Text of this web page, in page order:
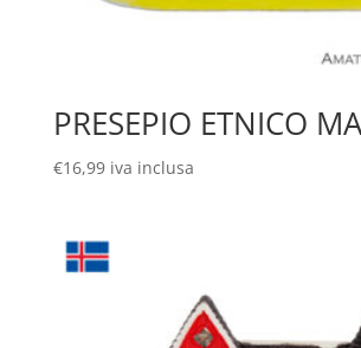
PRESEPIO ETNICO
€16,99 iva inclusa